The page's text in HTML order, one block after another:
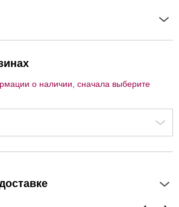
о наличии, сначала выберите